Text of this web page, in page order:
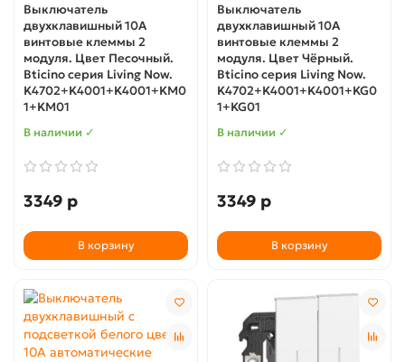
Выключатель
двухклавишный 10А
винтовые клеммы 2
модуля. Цвет Песочный.
Bticino серия Living Now.
K4702+K4001+K4001+KM0
1+KM01
В наличии ✓
3349 р
В корзину
Выключатель
двухклавишный 10А
винтовые клеммы 2
модуля. Цвет Чёрный.
Bticino серия Living Now.
K4702+K4001+K4001+KG0
1+KG01
В наличии ✓
3349 р
В корзину